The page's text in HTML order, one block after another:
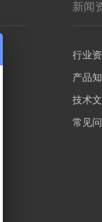
新闻
行业
产品
技术
常见